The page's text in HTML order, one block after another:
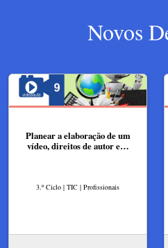
Novos
Planear a elaboração de um
vídeo, direitos de autor e…
3.º Ciclo | TIC | Profissionais